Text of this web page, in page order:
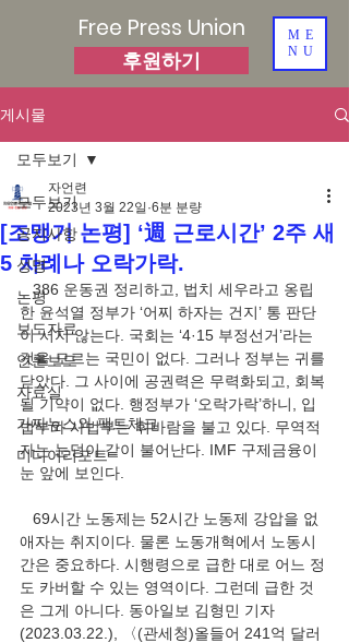
Free Press Union
후원하기
ME
NU
게시물
모두보기
공지사항
성명
논평
보도자료
언론보도
자료실
가짜뉴스와 팩트체크
미디어리포트
모두보기
[조맹기 논평] ‘週 근로시간’ 2주 새
5 차례나 오락가락.
자언련
2023년 3월 22일 6분 분량
   386 운동권 정리하고, 법치 세우라고 옹립
한 윤석열 정부가 ‘어찌 하자는 건지’ 통 판단
이 서지 않는다. 국회는 ‘4·15 부정선거’라는
것을 모르는 국민이 없다. 그러나 정부는 귀를
닫았다. 그 사이에 공권력은 무력화되고, 회복
될 기약이 없다. 행정부가 ‘오락가락’하니, 입
법부와 사법부는 휘바람을 불고 있다. 무역적
자는 눈덩이 같이 불어난다. IMF 구제금융이
눈 앞에 보인다.
애자는 취지이다. 물론 노동개혁에서 노동시
간은 중요하다. 시행령으로 급한 대로 어느 정
도 카버할 수 있는 영역이다. 그런데 급한 것
은 그게 아니다. 동아일보 김형민 기자
(2023.03.22.), 〈(관세청)올들어 241억 달러